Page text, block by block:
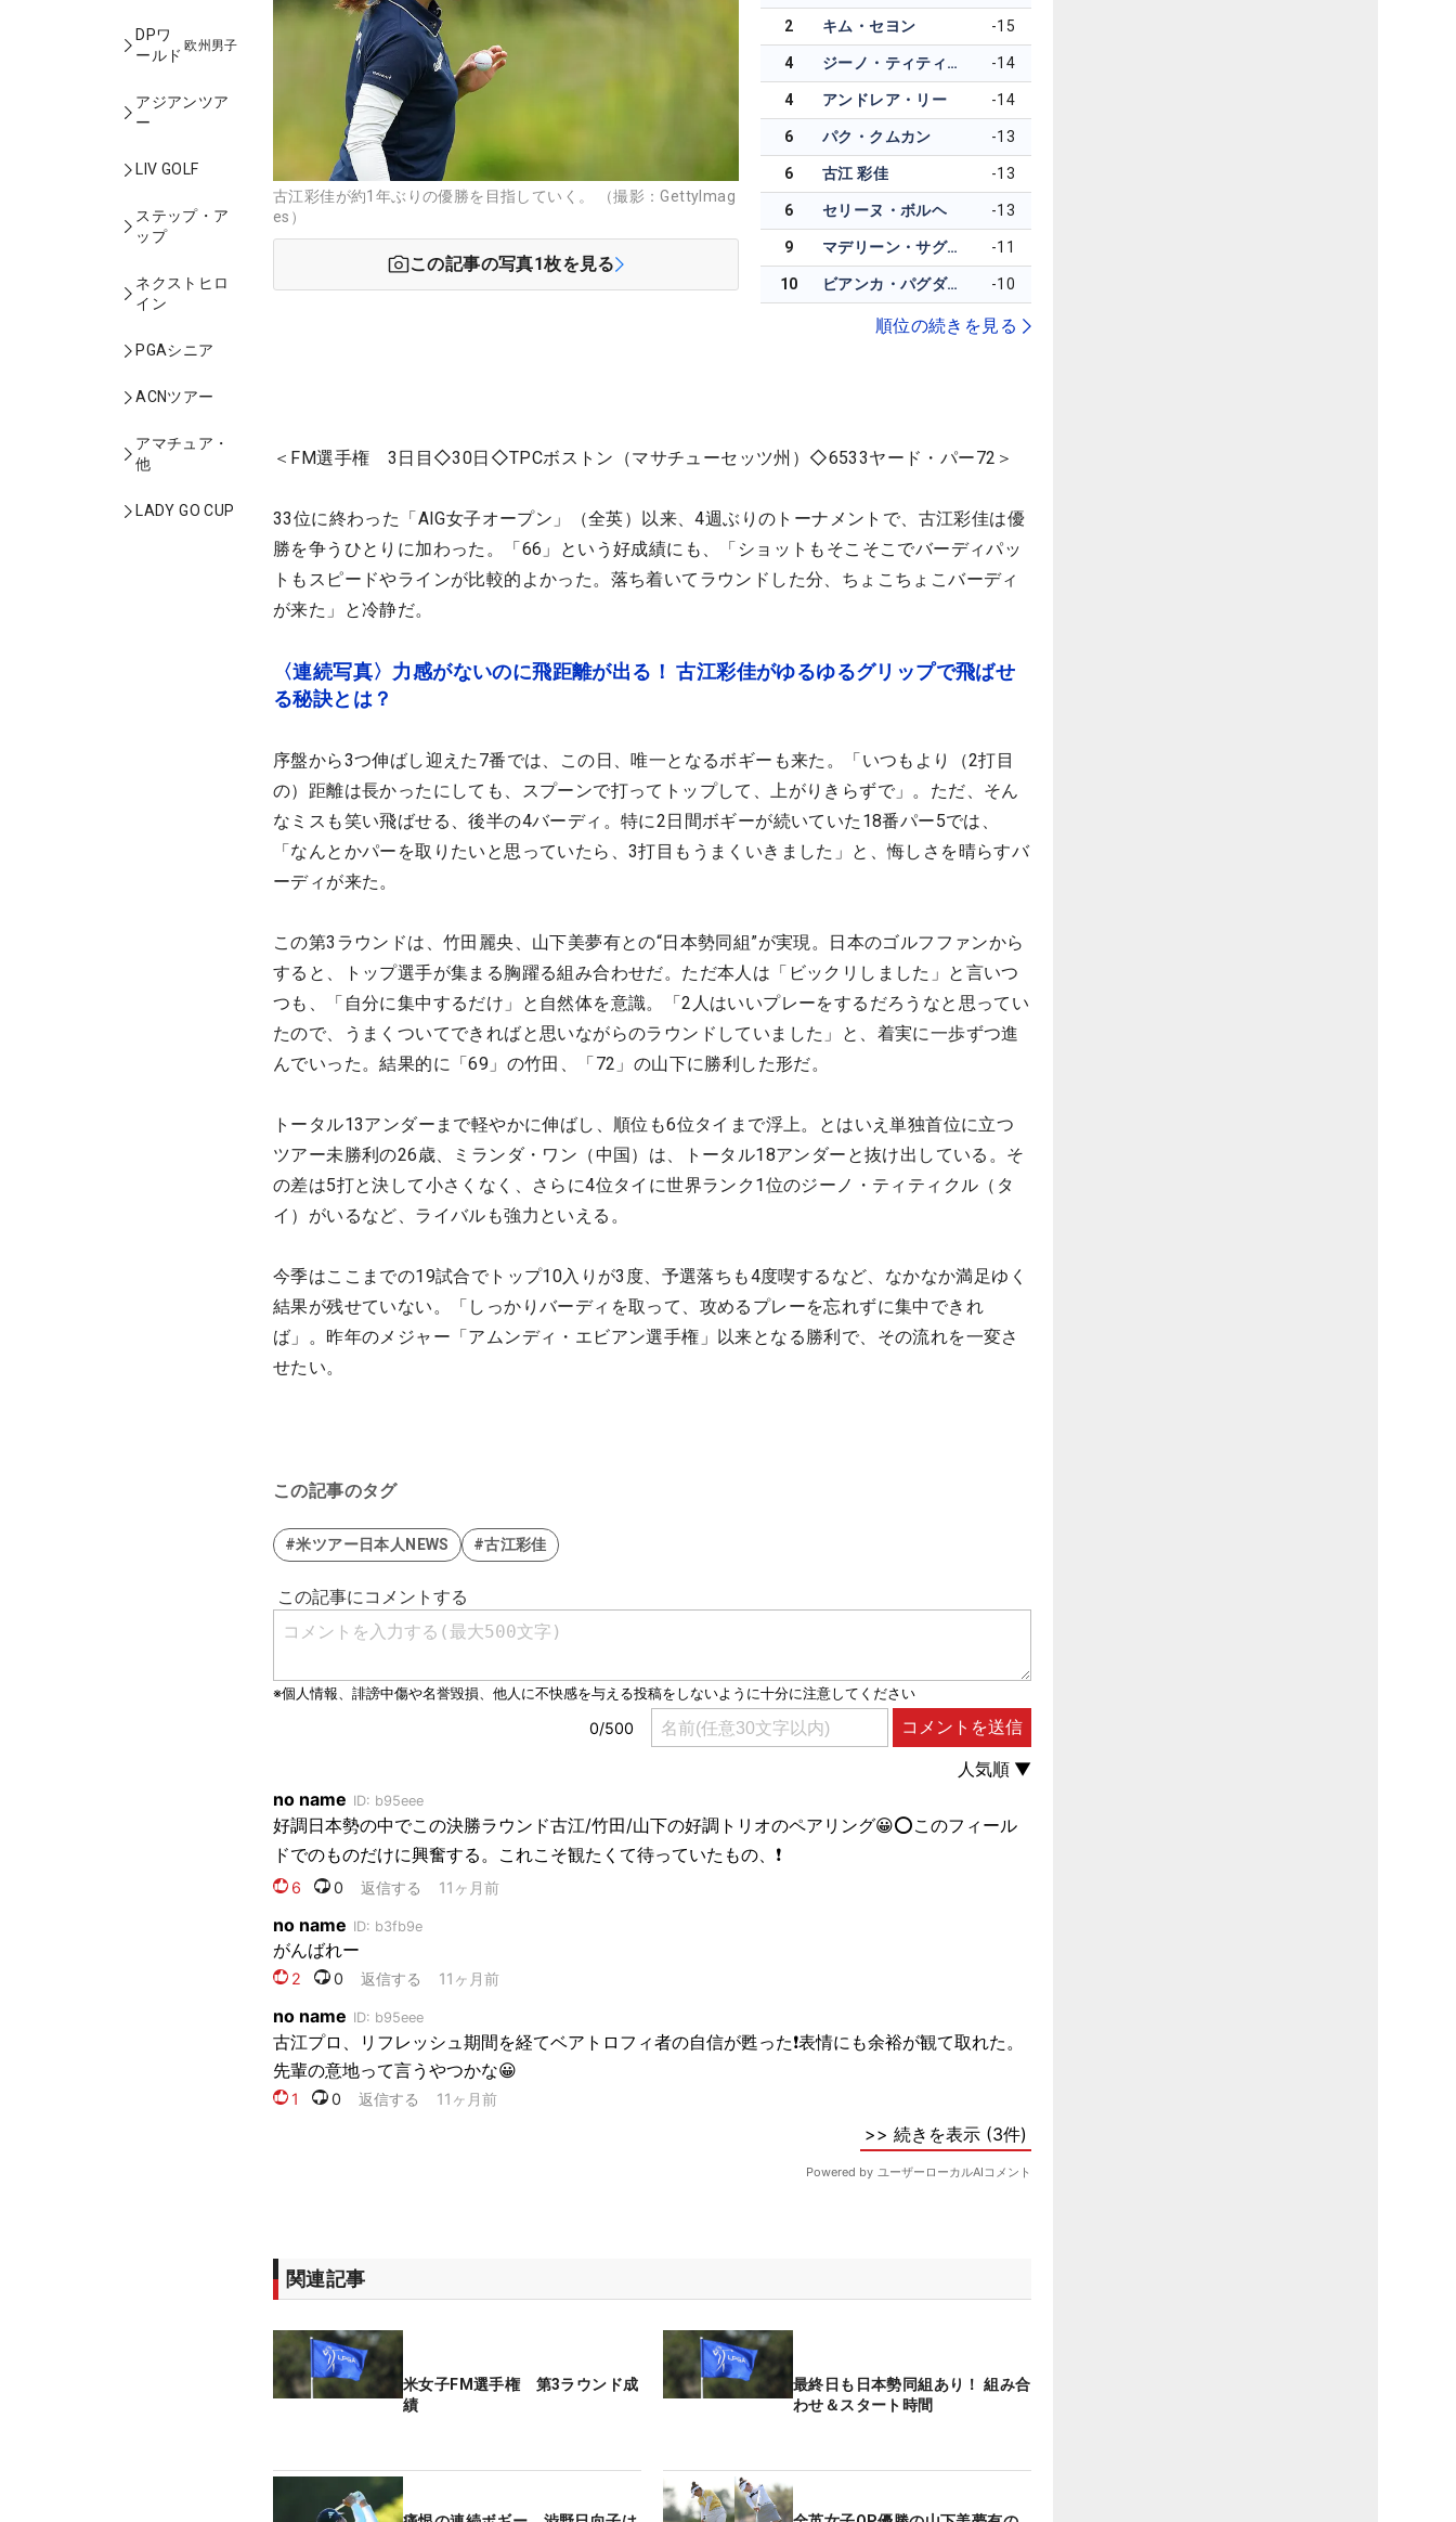
DPワ
ールド
欧州男子
アジアンツア
ー
LIV GOLF
ステップ・ア
ップ
ネクストヒロ
イン
PGAシニア
ACNツアー
アマチュア・
他
LADY GO CUP
古江彩佳が約1年ぶりの優勝を目指していく。 （撮影：GettyImag
es）
この記事の写真1枚を見る
2 キム・セヨン -15
4 ジーノ・ティティクル -14
4 アンドレア・リー -14
6 パク・クムカン -13
6 古江 彩佳 -13
6 セリーヌ・ボルヘ -13
9 マデリーン・サグストロム -11
10 ビアンカ・パグダンガナン -10
順位の続きを見る
＜FM選手権 3日目◇30日◇TPCボストン（マサチューセッツ州）◇6533ヤード・パー72＞
33位に終わった「AIG女子オープン」（全英）以来、4週ぶりのトーナメントで、古江彩佳は優
勝を争うひとりに加わった。「66」という好成績にも、「ショットもそこそこでバーディパッ
トもスピードやラインが比較的よかった。落ち着いてラウンドした分、ちょこちょこバーディ
が来た」と冷静だ。
〈連続写真〉力感がないのに飛距離が出る！ 古江彩佳がゆるゆるグリップで飛ばせ
る秘訣とは？
序盤から3つ伸ばし迎えた7番では、この日、唯一となるボギーも来た。「いつもより（2打目
の）距離は長かったにしても、スプーンで打ってトップして、上がりきらずで」。ただ、そん
なミスも笑い飛ばせる、後半の4バーディ。特に2日間ボギーが続いていた18番パー5では、
「なんとかパーを取りたいと思っていたら、3打目もうまくいきました」と、悔しさを晴らすバ
ーディが来た。
この第3ラウンドは、竹田麗央、山下美夢有との“日本勢同組”が実現。日本のゴルフファンから
すると、トップ選手が集まる胸躍る組み合わせだ。ただ本人は「ビックリしました」と言いつ
つも、「自分に集中するだけ」と自然体を意識。「2人はいいプレーをするだろうなと思ってい
たので、うまくついてできればと思いながらのラウンドしていました」と、着実に一歩ずつ進
んでいった。結果的に「69」の竹田、「72」の山下に勝利した形だ。
トータル13アンダーまで軽やかに伸ばし、順位も6位タイまで浮上。とはいえ単独首位に立つ
ツアー未勝利の26歳、ミランダ・ワン（中国）は、トータル18アンダーと抜け出している。そ
の差は5打と決して小さくなく、さらに4位タイに世界ランク1位のジーノ・ティティクル（タ
イ）がいるなど、ライバルも強力といえる。
今季はここまでの19試合でトップ10入りが3度、予選落ちも4度喫するなど、なかなか満足ゆく
結果が残せていない。「しっかりバーディを取って、攻めるプレーを忘れずに集中できれ
ば」。昨年のメジャー「アムンディ・エビアン選手権」以来となる勝利で、その流れを一変さ
せたい。
この記事のタグ
#米ツアー日本人NEWS #古江彩佳
関連記事
米女子FM選手権 第3ラウンド成
績
最終日も日本勢同組あり！ 組み合
わせ＆スタート時間